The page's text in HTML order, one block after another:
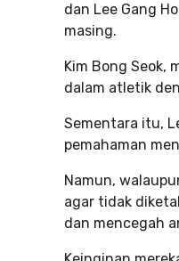
dan Lee Gang
masing.
Kim Bong Seok,
dalam atletik
Sementara itu,
pemahaman
Namun,
agar tidak
dan mencegah